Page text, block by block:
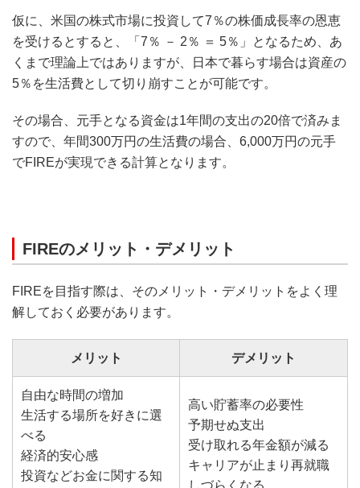
仮に、米国の株式市場に投資して7％の株価成長率の恩恵
を受けるとすると、「7％ － 2％ ＝ 5％」となるため、あ
くまで理論上ではありますが、日本で暮らす場合は資産の
5％を生活費として切り崩すことが可能です。
その場合、元手となる資金は1年間の支出の20倍で済みま
すので、年間300万円の生活費の場合、6,000万円の元手
でFIREが実現できる計算となります。
FIREのメリット・デメリット
FIREを目指す際は、そのメリット・デメリットをよく理
解しておく必要があります。
メリット デメリット
自由な時間の増加
生活する場所を好きに選
べる
経済的安心感
投資などお金に関する知
高い貯蓄率の必要性
予期せぬ支出
受け取れる年金額が減る
キャリアが止まり再就職